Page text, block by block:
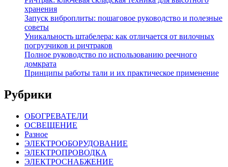
хранения
Запуск виброплиты: пошаговое руководство и полезные
советы
Уникальность штабелера: как отличается от вилочных
погрузчиков и ричтраков
Полное руководство по использованию реечного
домкрата
Принципы работы тали и их практическое применение
Рубрики
ОБОГРЕВАТЕЛИ
ОСВЕЩЕНИЕ
Разное
ЭЛЕКТРООБОРУДОВАНИЕ
ЭЛЕКТРОПРОВОДКА
ЭЛЕКТРОСНАБЖЕНИЕ